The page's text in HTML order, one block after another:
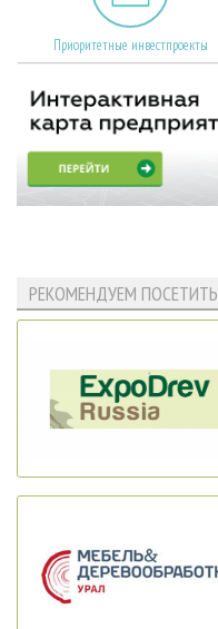
Приоритетные инвестпроекты
РЕКОМЕНДУЕМ ПОСЕТИТЬ